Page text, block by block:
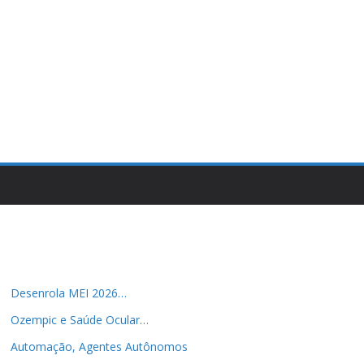
Desenrola MEI 2026…
Ozempic e Saúde Ocular…
Automação, Agentes Autônomos